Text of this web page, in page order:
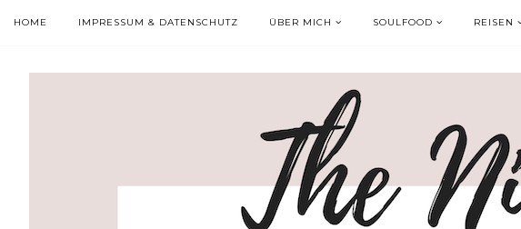
HOME IMPRESSUM & DATENSCHUTZ ÜBER MICH SOULFOOD REISEN